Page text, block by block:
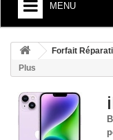
MENU
HOME
ACCUEIL
SMARTPHONE ET
DÉPANNAGE
Forfait
Plus